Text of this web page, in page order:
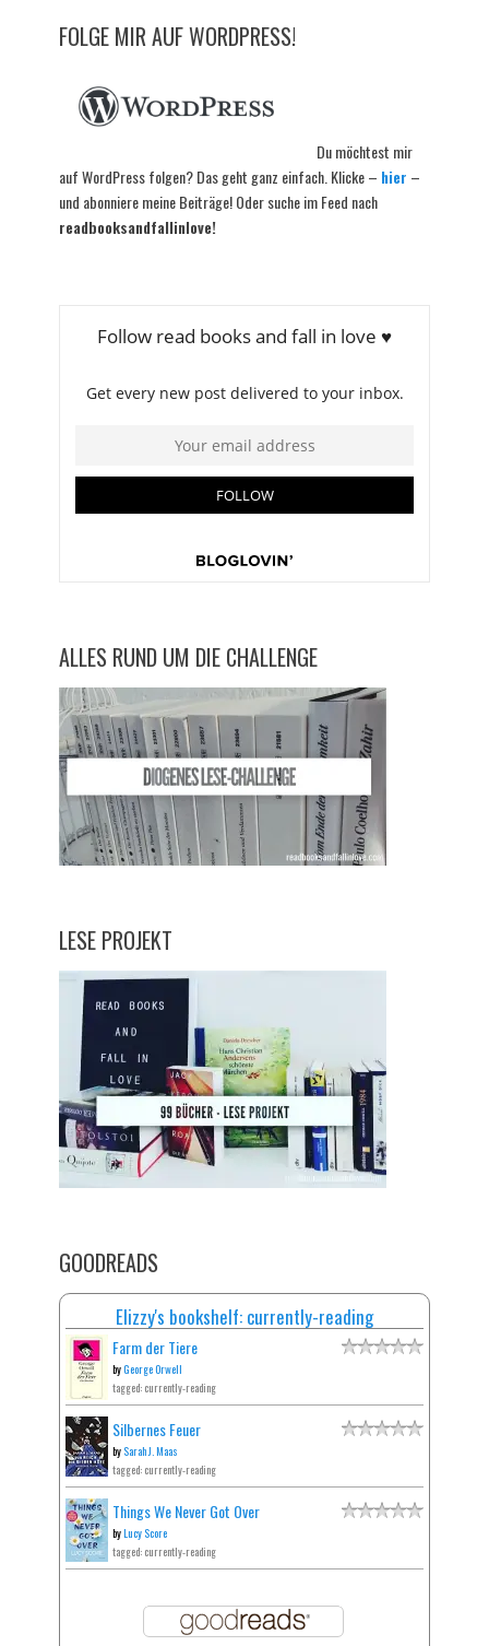
FOLGE MIR AUF WORDPRESS!
Du möchtest mir
auf WordPress folgen? Das geht ganz einfach. Klicke – hier –
und abonniere meine Beiträge! Oder suche im Feed nach
readbooksandfallinlove!
ALLES RUND UM DIE CHALLENGE
LESE PROJEKT
GOODREADS
Elizzy's bookshelf: currently-reading
Farm der Tiere
byGeorge Orwell
tagged: currently-reading
Silbernes Feuer
by Sarah J. Maas
tagged: currently-reading
Things We Never Got Over
byLucy Score
tagged: currently-reading